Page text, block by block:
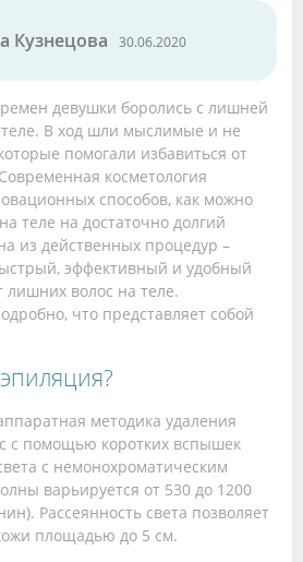
Кузнецова 30.06.2020
девушки боролись с лишней
В ход шли мыслимые и не
помогали избавиться от
косметология
способов, как можно
теле на достаточно долгий
из действенных процедур –
эффективный и удобный
лишних волос на теле.
что представляет собой
методика удаления
с помощью коротких вспышек
с немонохроматическим
варьируется от 530 до 1200
Рассеянность света позволяет
площадью до 5 см.